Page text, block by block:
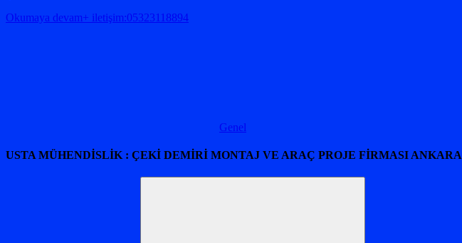
Okumaya devam+ iletişim:05323118894
Genel
USTA MÜHENDİSLİK : ÇEKİ DEMİRİ MONTAJ VE ARAÇ PROJE FİRMASI ANKARA